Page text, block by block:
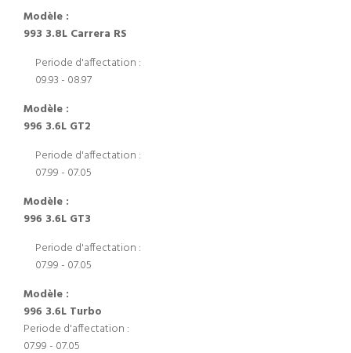
Modèle :
993 3.8L Carrera RS
Periode d'affectation :
09.93 - 08.97
Modèle :
996 3.6L GT2
Periode d'affectation :
07.99 - 07.05
Modèle :
996 3.6L GT3
Periode d'affectation :
07.99 - 07.05
Modèle :
996 3.6L Turbo
Periode d'affectation :
07.99 - 07.05